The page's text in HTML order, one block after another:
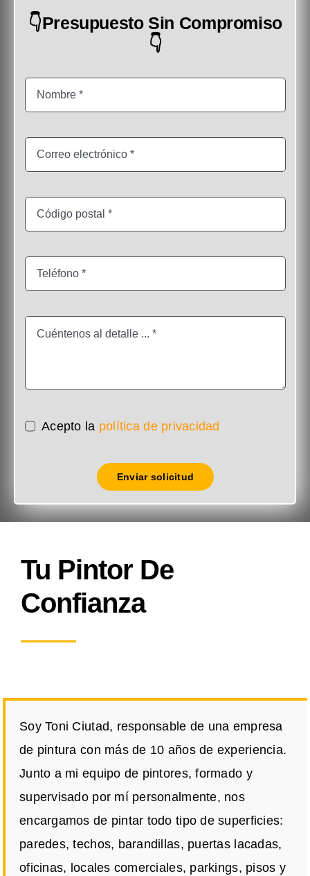
👇Presupuesto Sin Compromiso
👇
Acepto la política de privacidad
Enviar solicitud
Tu Pintor De
Confianza
Soy Toni Ciutad, responsable de una empresa
de pintura con más de 10 años de experiencia.
Junto a mi equipo de pintores, formado y
supervisado por mí personalmente, nos
encargamos de pintar todo tipo de superficies:
paredes, techos, barandillas, puertas lacadas,
oficinas, locales comerciales, parkings, pisos y